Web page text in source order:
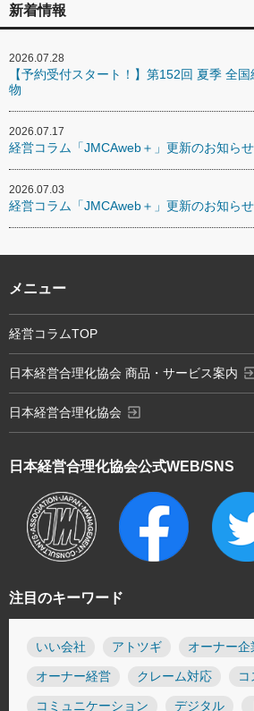
新着情報
2026.07.28
【予約受付スタート！】第152回 夏季 全
物
2026.07.17
経営コラム「JMCAweb＋」更新のお知らせ
2026.07.03
経営コラム「JMCAweb＋」更新のお知らせ
注目のキーワード
いい会社 アトツギ オーナー企
オーナー経営 クレーム対応 コ
コミュニケーション デジタル
日本経営合理化協会公式WEB/SNS
メニュー
経営コラムTOP
日本経営合理化協会 商品・サービス案内
日本経営合理化協会 exit_to_app